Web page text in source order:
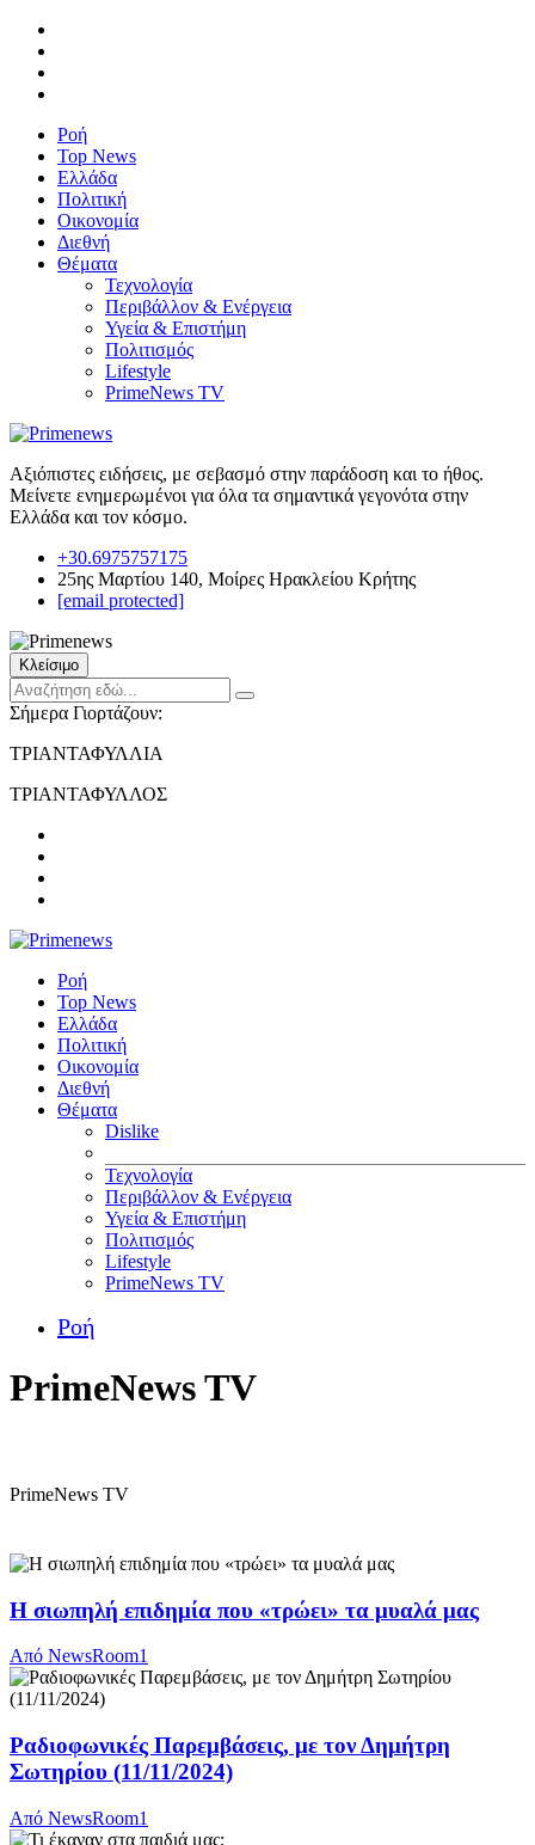
Ροή
Top News
Ελλάδα
Πολιτική
Οικονομία
Διεθνή
Θέματα
Τεχνολογία
Περιβάλλον & Ενέργεια
Υγεία & Επιστήμη
Πολιτισμός
Lifestyle
PrimeNews TV
Αξιόπιστες ειδήσεις, με σεβασμό στην παράδοση και το ήθος.
Μείνετε ενημερωμένοι για όλα τα σημαντικά γεγονότα στην
Ελλάδα και τον κόσμο.
+30.6975757175
25ης Μαρτίου 140, Μοίρες Ηρακλείου Κρήτης
[email protected]
Κλείσιμο
Σήμερα Γιορτάζουν:
ΤΡΙΑΝΤΑΦΥΛΛΙΑ
ΤΡΙΑΝΤΑΦΥΛΛΟΣ
Ροή
Top News
Ελλάδα
Πολιτική
Οικονομία
Διεθνή
Θέματα
Dislike
Τεχνολογία
Περιβάλλον & Ενέργεια
Υγεία & Επιστήμη
Πολιτισμός
Lifestyle
PrimeNews TV
Ροή
PrimeNews TV
PrimeNews TV
Η σιωπηλή επιδημία που «τρώει» τα μυαλά μας
Από NewsRoom1
Ραδιοφωνικές Παρεμβάσεις, με τον Δημήτρη
Σωτηρίου (11/11/2024)
Από NewsRoom1